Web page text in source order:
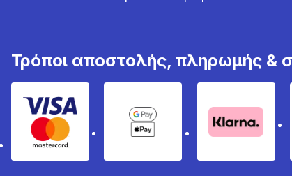
Τρόποι αποστολής, πληρωμής &
Visa & MastercardGoogle Pay & Apple Pay
Klarna